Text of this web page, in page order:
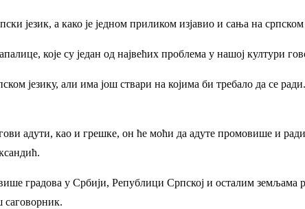
језик, а како је једном приликом изјавио и сања на српском
које су један од највећих проблема у нашој култури
језику, али има још ствари на којима би требало да се
адути, као и грешке, он ће моћи да адуте промовише и
градова у Србији, Републици Српској и осталим земљама
саговорник.